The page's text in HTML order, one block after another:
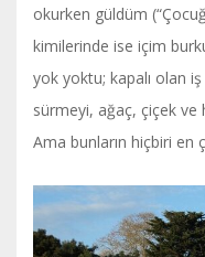
okurken güldüm
kimilerinde ise içim
yok yoktu; kapalı olan
sürmeyi, ağaç, çiçek ve
Ama bunların hiçbiri en